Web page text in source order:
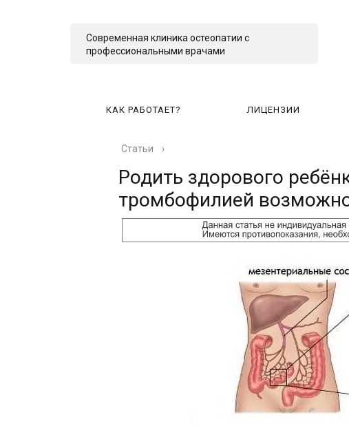
Современная клиника остеопатии с
профессиональными врачами
КАК РАБОТАЕТ? ЛИЦЕНЗИИ
КАК
Статьи ›
Родить здорового
тромбофилией